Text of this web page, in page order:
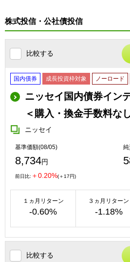
株式投信・公社債投信
比較する
国内債券 成長投資枠対象 ノーロード
ニッセイ国内債券イン
＜購入・換金手数料な
ニッセイ
基準価額(08/05)
8,734円
前日比: ＋0.20%(＋17円)
１ヵ月リターン
-0.60%
３ヵ月リターン
-1.18%
比較する